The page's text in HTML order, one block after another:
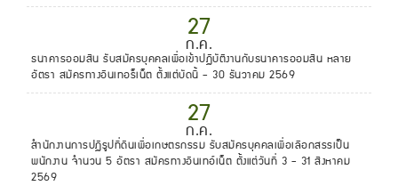
27
ก.ค.
ธนาคารออมสิน รับสมัครบุคคลเพื่อเข้าปฏิบัติงานกับธนาคารออมสิน หลาย
อัตรา สมัครทางอินเทอร็เน็ต ตั้งแต่บัดนี้ - 30 ธันวาคม 2569
27
ก.ค.
สำนักงานการปฏิรูปที่ดินเพื่อเกษตรกรรม รับสมัครบุคคลเพื่อเลือกสรรเป็น
พนักงาน จำนวน 5 อัตรา สมัครทางอินเทอ์เน็ต ตั้งแต่วันที่ 3 - 31 สิงหาคม
2569